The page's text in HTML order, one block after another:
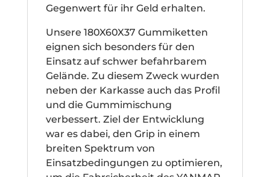
Gegenwert für ihr Geld erhalten.
Unsere 180X60X37 Gummiketten
eignen sich besonders für den
Einsatz auf schwer befahrbarem
Gelände. Zu diesem Zweck wurden
neben der Karkasse auch das Profil
und die Gummimischung
verbessert. Ziel der Entwicklung
war es dabei, den Grip in einem
breiten Spektrum von
Einsatzbedingungen zu optimieren,